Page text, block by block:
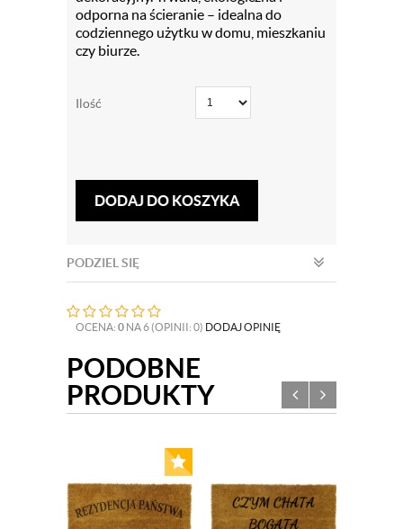
odporna na ścieranie – idealna do
codziennego użytku w domu, mieszkaniu
czy biurze.
Ilość
DODAJ DO KOSZYKA
PODZIEL SIĘ
OCENA: 0 NA 6 (OPINII: 0) DODAJ OPINIĘ
PODOBNE
PRODUKTY